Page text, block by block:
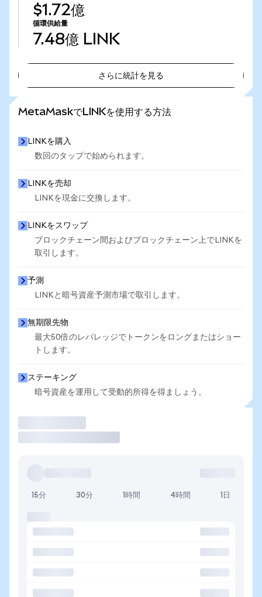
$1.72億
循環供給量
7.48億 LINK
さらに統計を見る
MetaMaskでLINKを使用する方法
LINKを購入
数回のタップで始められます。
LINKを売却
LINKを現金に交換します。
LINKをスワップ
ブロックチェーン間およびブロックチェーン上でLINKを
取引します。
予測
LINKと暗号資産予測市場で取引します。
無期限先物
最大50倍のレバレッジでトークンをロングまたはショー
トします。
ステーキング
暗号資産を運用して受動的所得を得ましょう。
15分 30分 1時間 4時間 1日